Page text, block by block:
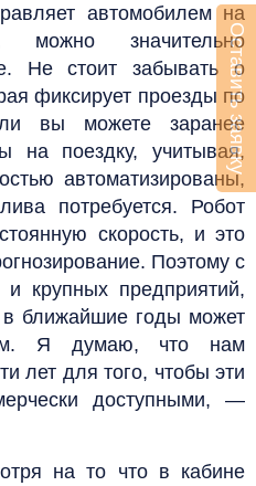
автомобилем на
можно значительно
Не стоит забывать о
фиксирует проезды по
вы можете заранее
на поездку, учитывая,
автоматизированы,
потребуется. Робот
скорость, и это
Поэтому с
и крупных предприятий,
в ближайшие годы может
Я думаю, что нам
лет для того, чтобы эти
доступными, —
на то что в кабине
Оставить заявку